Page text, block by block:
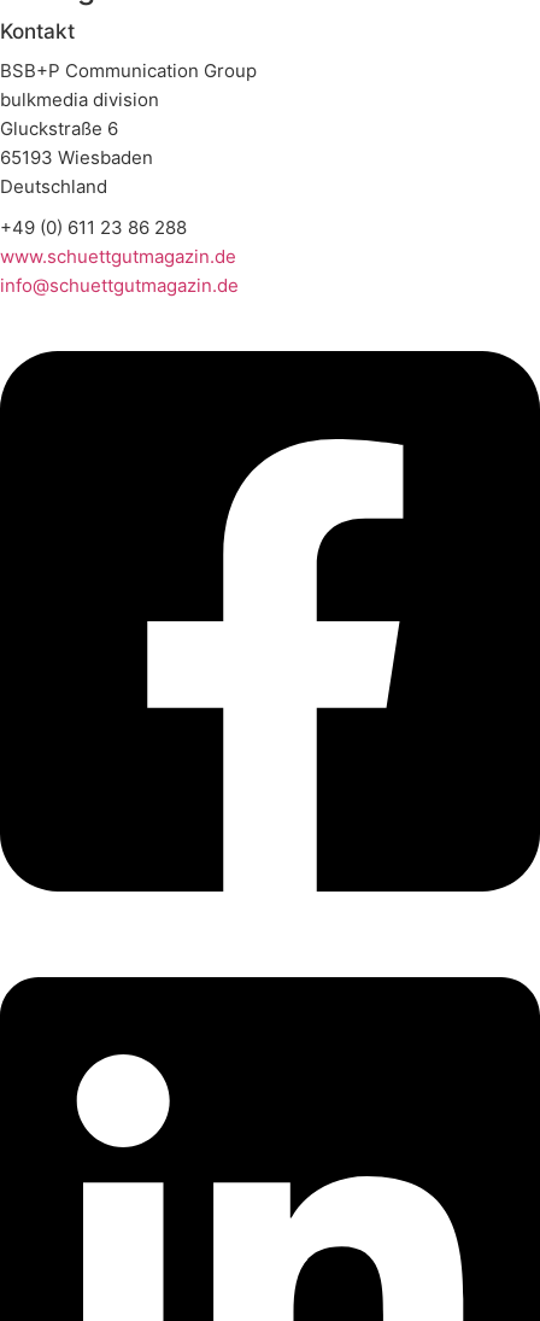
Kontakt
BSB+P Communication Group
bulkmedia division
Gluckstraße 6
65193 Wiesbaden
Deutschland
+49 (0) 611 23 86 288
www.schuettgutmagazin.de
info@schuettgutmagazin.de